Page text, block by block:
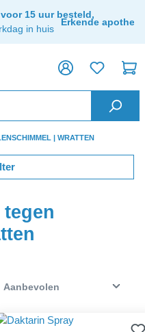
15 uur besteld,
in huis
Erkende apotheek
SCHIMMEL | WRATTEN